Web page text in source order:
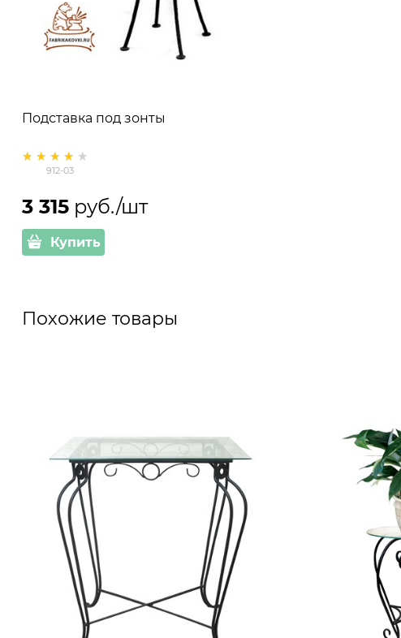
Подставка под зонты
912-03
3 315 руб./шт
Купить
Похожие товары